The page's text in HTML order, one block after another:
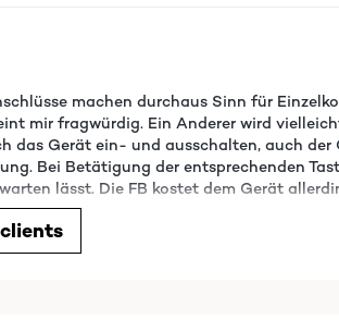
machen durchaus Sinn für
mir fragwürdig. Ein Anderer wird
das Gerät ein- und ausschalten, auch der
Bei Betätigung der entsprechenden
lässt. Die FB kostet dem Gerät